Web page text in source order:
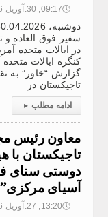
🕔09:17, 30.آوریل 2026
سفیر فوق العاده و
در ایالات متحده
کنگره ایالات
گزارش “خاور” به
تاجیکستان در
ادامه مطلب ▸
معاون رئیس
تاجیکستان با
دوستی سنای
آسیای
🕔13:20, 27.آوریل 2026